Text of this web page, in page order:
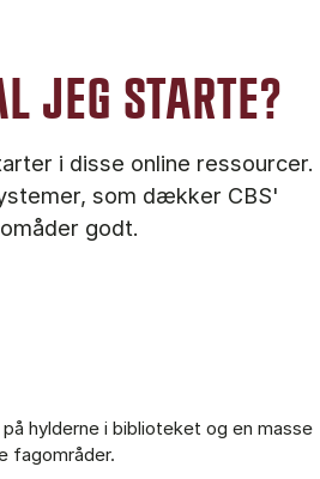
JEG STARTE?
i disse online ressourcer.
som dækker CBS'
godt.
hylderne i biblioteket og en masse
fagområder.